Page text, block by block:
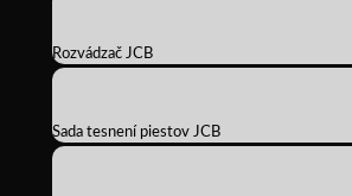
Rozvádzač JCB
Sada tesnení piestov JCB